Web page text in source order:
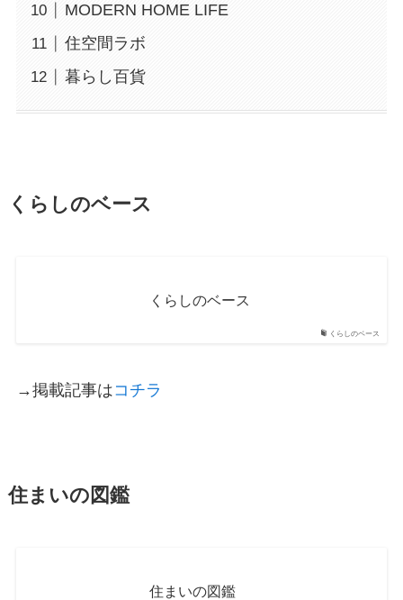
MODERN HOME LIFE
住空間ラボ
暮らし百貨
くらしのベース
くらしのベース
くらしのベース
→掲載記事はコチラ
住まいの図鑑
住まいの図鑑